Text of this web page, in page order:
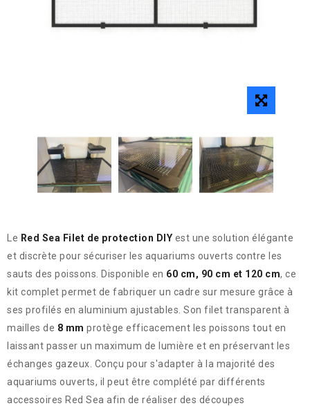
Le Red Sea Filet de protection DIY est une solution élégante
et discrète pour sécuriser les aquariums ouverts contre les
sauts des poissons. Disponible en 60 cm, 90 cm et 120 cm, ce
kit complet permet de fabriquer un cadre sur mesure grâce à
ses profilés en aluminium ajustables. Son filet transparent à
mailles de 8 mm protège efficacement les poissons tout en
laissant passer un maximum de lumière et en préservant les
échanges gazeux. Conçu pour s'adapter à la majorité des
aquariums ouverts, il peut être complété par différents
accessoires Red Sea afin de réaliser des découpes